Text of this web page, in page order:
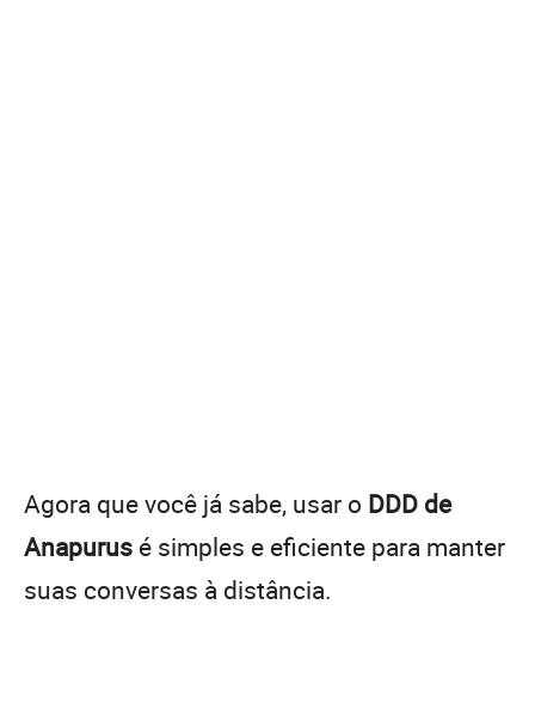
Agora que você já sabe, usar o DDD de
Anapurus é simples e eficiente para manter
suas conversas à distância.